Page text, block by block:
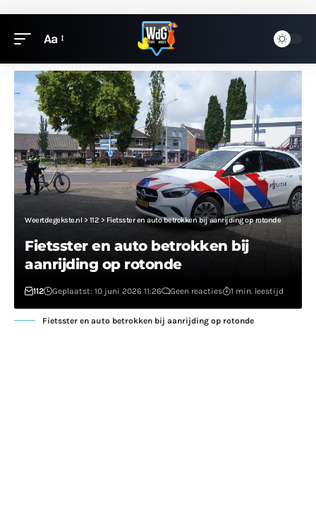
Aa
Weertdegekste.nl> 112 > Fietsster en auto betrokken bij aanrijding op rotonde
Fietsster en auto betrokken bij
aanrijding op rotonde
112 Geplaatst: 10 juni 2026 11:26 Geen reacties 1 min. leestijd
Fietsster en auto betrokken bij aanrijding op rotonde